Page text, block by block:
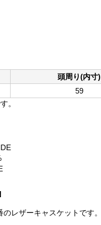
頭周り(内寸)
59
。
レザーキャスケットです。